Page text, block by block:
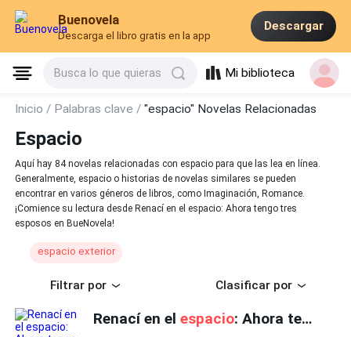
Buenovela
Descarga el libro gratis en la app
Descargar
Busca lo que quieras Mi biblioteca
Inicio / Palabras clave /"espacio" Novelas Relacionadas
Espacio
Aquí hay 84 novelas relacionadas con espacio para que las lea en línea.
Generalmente, espacio o historias de novelas similares se pueden
encontrar en varios géneros de libros, como Imaginación, Romance.
¡Comience su lectura desde Renací en el espacio: Ahora tengo tres
esposos en BueNovela!
espacio exterior
Filtrar por Clasificar por
Renací en elespacio: Ahora tengo tres esposos